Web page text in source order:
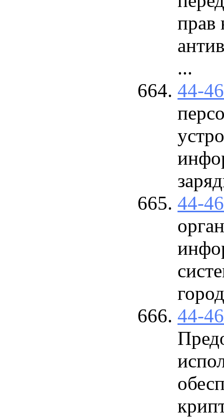
прав
...
44-
44-
44-